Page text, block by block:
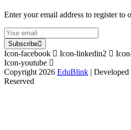
Enter your email address to register to
Subscribe
Icon-facebook Icon-linkedin2
Icon-youtube
Copyright 2026 EduBlink |
Reserved